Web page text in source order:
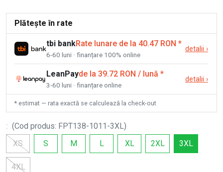
Plătește în rate
tbi bankRate lunare de la 40.47 RON *
6-60 luni · finanțare 100% online
detalii ›
LeanPayde la 39.72 RON / lună *
3-60 luni · finanțare online
detalii ›
* estimat — rata exactă se calculează la check-out
: (Cod produs: FPT138-1011-3XL)
XS
S M L XL 2XL 3XL
4XL